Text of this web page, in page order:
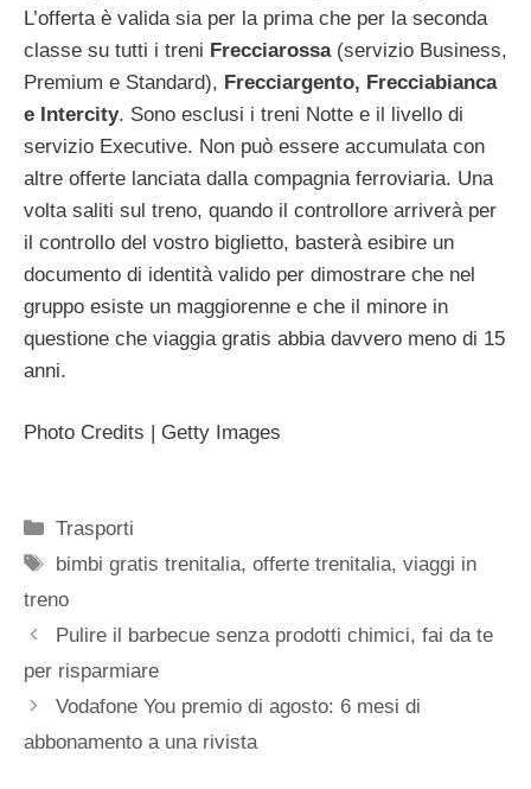
L’offerta è valida sia per la prima che per la seconda
classe su tutti i treni Frecciarossa(servizio Business,
Premium e Standard), Frecciargento, Frecciabianca
e Intercity. Sono esclusi i treni Notte e il livello di
servizio Executive. Non può essere accumulata con
altre offerte lanciata dalla compagnia ferroviaria. Una
volta saliti sul treno, quando il controllore arriverà per
il controllo del vostro biglietto, basterà esibire un
documento di identità valido per dimostrare che nel
gruppo esiste un maggiorenne e che il minore in
questione che viaggia gratis abbia davvero meno di 15
anni.
Photo Credits | Getty Images
Categorie
Trasporti
Tag
bimbi gratis trenitalia,offerte trenitalia,viaggi in
treno
Pulire il barbecue senza prodotti chimici, fai da te
per risparmiare
Vodafone You premio di agosto: 6 mesi di
abbonamento a una rivista